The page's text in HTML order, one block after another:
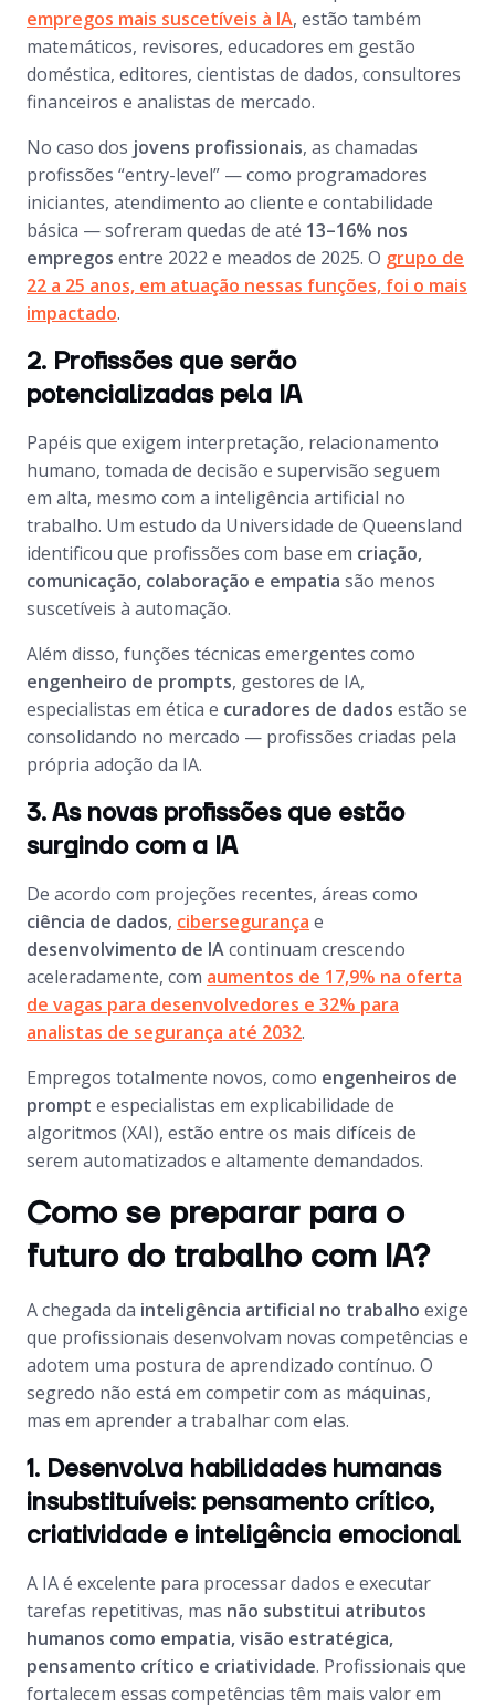
empregos mais suscetíveis à IA, estão também
matemáticos, revisores, educadores em gestão
doméstica, editores, cientistas de dados, consultores
financeiros e analistas de mercado.
No caso dos jovens profissionais, as chamadas
profissões “entry-level” — como programadores
iniciantes, atendimento ao cliente e contabilidade
básica — sofreram quedas de até 13–16% nos
empregos entre 2022 e meados de 2025. O grupo de
22 a 25 anos, em atuação nessas funções, foi o mais
impactado.
2. Profissões que serão
potencializadas pela IA
Papéis que exigem interpretação, relacionamento
humano, tomada de decisão e supervisão seguem
em alta, mesmo com a inteligência artificial no
trabalho. Um estudo da Universidade de Queensland
identificou que profissões com base em criação,
comunicação, colaboração e empatia são menos
suscetíveis à automação.
Além disso, funções técnicas emergentes como
engenheiro de prompts, gestores de IA,
especialistas em ética e curadores de dados estão se
consolidando no mercado — profissões criadas pela
própria adoção da IA.
3. As novas profissões que estão
surgindo com a IA
De acordo com projeções recentes, áreas como
ciência de dados, cibersegurança e
desenvolvimento de IAcontinuam crescendo
aceleradamente, com aumentos de 17,9% na oferta
de vagas para desenvolvedores e 32% para
analistas de segurança até 2032.
Empregos totalmente novos, como engenheiros de
prompt e especialistas em explicabilidade de
algoritmos (XAI), estão entre os mais difíceis de
serem automatizados e altamente demandados.
Como se preparar para o
futuro do trabalho com IA?
A chegada da inteligência artificial no trabalho exige
que profissionais desenvolvam novas competências e
adotem uma postura de aprendizado contínuo. O
segredo não está em competir com as máquinas,
mas em aprender a trabalhar com elas.
1. Desenvolva habilidades humanas
insubstituíveis: pensamento crítico,
criatividade e inteligência emocional
A IA é excelente para processar dados e executar
tarefas repetitivas, mas não substitui atributos
humanos como empatia, visão estratégica,
pensamento crítico e criatividade. Profissionais que
fortalecem essas competências têm mais valor em